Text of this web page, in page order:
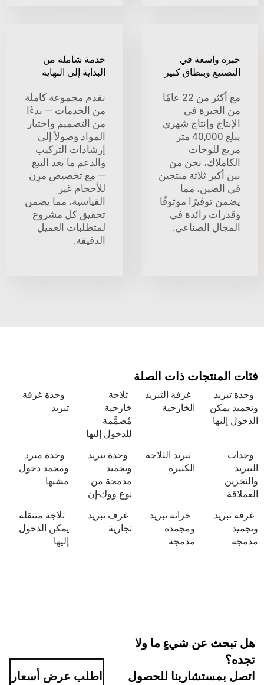
في
وبنطاق كبير
مع أكثر من 22 عامًا
في
وإنتاج شهري
يبلغ 40,000 متر
نحن من
ثلاثة منتجين
مما
موثوقًا
رائدة في
الصناعي.
خدمة شاملة من
البداية إلى النهاية
نقدم مجموعة كاملة
من الخدمات — بدءًا
من التصميم واختيار
المواد وصولاً إلى
إرشادات التركيب
والدعم ما بعد البيع
— مع تخصيص مرِن
للأحجام غير
القياسية، مما يضمن
تحقيق كل مشروع
لمتطلبات العميل
ذات الصلة
غرفة التبريد
الخارجية
ثلاجة
خارجية
للدخول إليها
وحدة غرفة
تبريد
تبريد الثلاجة
الكبيرة
وحدة تبريد
وتجميد
وحدة مبرد
ومجمد دخول
مشيها
خزانة تبريد
ومجمدة
مدمجة
غرف تبريد
تجارية
ثلاجة متنقلة
يمكن الدخول
عن شيءٍ ما ولا
للحصول
اطلب عرض أسعار